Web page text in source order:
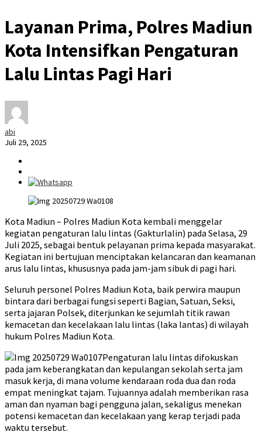
Layanan Prima, Polres Madiun
Kota Intensifkan Pengaturan
Lalu Lintas Pagi Hari
abi
Juli 29, 2025
Kota Madiun – Polres Madiun Kota kembali menggelar
kegiatan pengaturan lalu lintas (Gakturlalin) pada Selasa, 29
Juli 2025, sebagai bentuk pelayanan prima kepada masyarakat.
Kegiatan ini bertujuan menciptakan kelancaran dan keamanan
arus lalu lintas, khususnya pada jam-jam sibuk di pagi hari.
Seluruh personel Polres Madiun Kota, baik perwira maupun
bintara dari berbagai fungsi seperti Bagian, Satuan, Seksi,
serta jajaran Polsek, diterjunkan ke sejumlah titik rawan
kemacetan dan kecelakaan lalu lintas (laka lantas) di wilayah
hukum Polres Madiun Kota.
Pengaturan lalu lintas difokuskan
pada jam keberangkatan dan kepulangan sekolah serta jam
masuk kerja, di mana volume kendaraan roda dua dan roda
empat meningkat tajam. Tujuannya adalah memberikan rasa
aman dan nyaman bagi pengguna jalan, sekaligus menekan
potensi kemacetan dan kecelakaan yang kerap terjadi pada
waktu tersebut.